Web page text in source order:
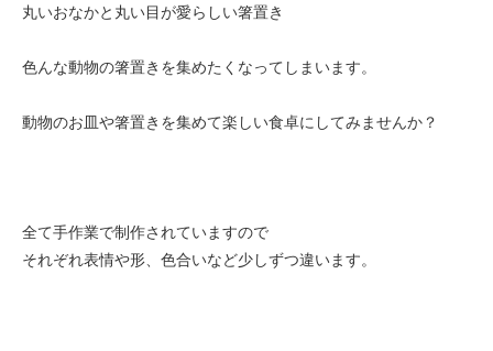
丸いおなかと丸い目が愛らしい箸置き
色んな動物の箸置きを集めたくなってしまいます。
動物のお皿や箸置きを集めて楽しい食卓にしてみませんか？
全て手作業で制作されていますので
それぞれ表情や形、色合いなど少しずつ違います。